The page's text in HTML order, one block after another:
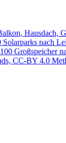
Hausdach,
Solarparks nach
Großspeicher
CC-BY 4.0